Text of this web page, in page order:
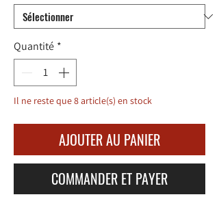
Quantité *
Il ne reste que 8 article(s) en stock
AJOUTER AU PANIER
COMMANDER ET PAYER